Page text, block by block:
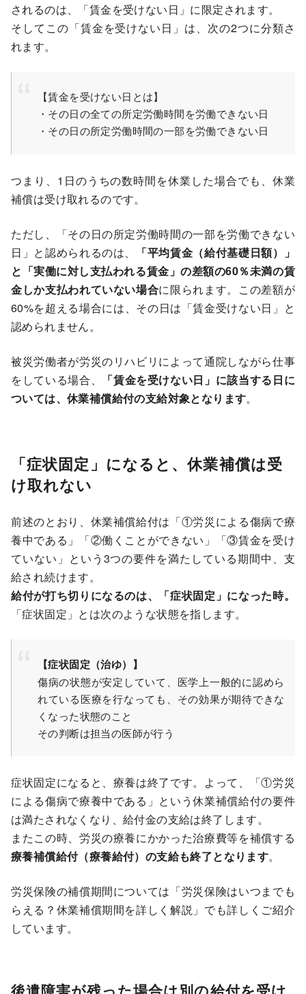
されるのは、「賃金を受けない日」に限定されます。
そしてこの「賃金を受けない日」は、次の2つに分類さ
れます。
【賃金を受けない日とは】
・その日の全ての所定労働時間を労働できない日
・その日の所定労働時間の一部を労働できない日
つまり、1日のうちの数時間を休業した場合でも、休業
補償は受け取れるのです。
ただし、「その日の所定労働時間の一部を労働できない
日」と認められるのは、
「平均賃金（給付基礎日額）」
と「実働に対し支払われる賃金」の差額の60％未満の賃
金しか支払われていない場合に限られます。この差額が
60%を超える場合には、その日は「賃金受けない日」と
認められません。
被災労働者が労災のリハビリによって通院しながら仕事
をしている場合、
「賃金を受けない日」に該当する日に
ついては、休業補償給付の支給対象となります。
「症状固定」になると、休業補償は受
け取れない
前述のとおり、休業補償給付は「①労災による傷病で療
養中である」「②働くことができない」「③賃金を受け
ていない」という3つの要件を満たしている期間中、支
給され続けます。
給付が打ち切りになるのは、「症状固定」になった時。
「症状固定」とは次のような状態を指します。
【症状固定（治ゆ）】
傷病の状態が安定していて、医学上一般的に認めら
れている医療を行なっても、その効果が期待できな
くなった状態のこと
その判断は担当の医師が行う
症状固定になると、療養は終了です。よって、「①労災
による傷病で療養中である」という休業補償給付の要件
は満たされなくなり、給付金の支給は終了します。
またこの時、労災の療養にかかった治療費等を補償する
療養補償給付（療養給付）の支給も終了となります。
労災保険の補償期間については「労災保険はいつまでも
らえる？休業補償期間を詳しく解説 」でも詳しくご紹介
しています。